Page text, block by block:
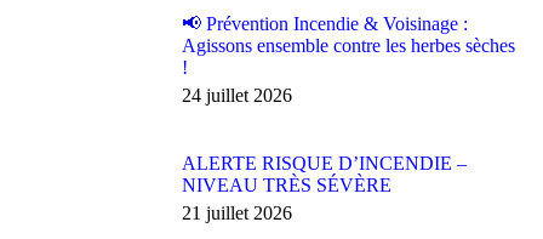
📢 Prévention Incendie & Voisinage :
Agissons ensemble contre les herbes sèches
!
24 juillet 2026
ALERTE RISQUE D’INCENDIE –
NIVEAU TRÈS SÉVÈRE
21 juillet 2026